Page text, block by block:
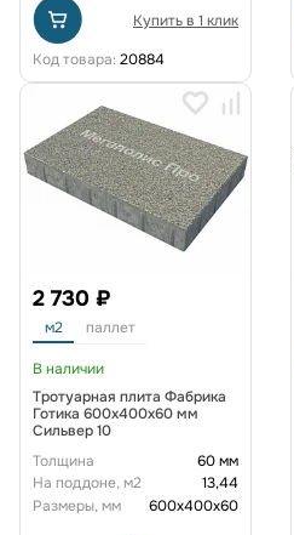
Купить в 1 клик
Код товара: 20884
2 730 ₽
м2 паллет
В наличии
Тротуарная плита Фабрика
Готика 600х400х60 мм
Сильвер 10
Толщина
60 мм
На поддоне, м2
13,44
Размеры, мм
600x400x60